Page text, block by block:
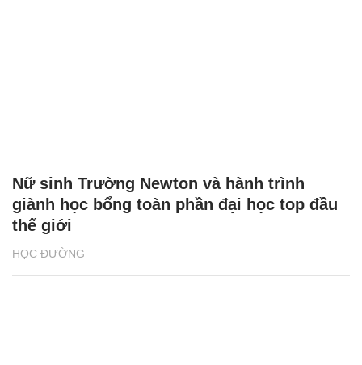
HỌC ĐƯỜNG
Nữ sinh Trường Newton và hành trình
giành học bổng toàn phần đại học top đầu
thế giới